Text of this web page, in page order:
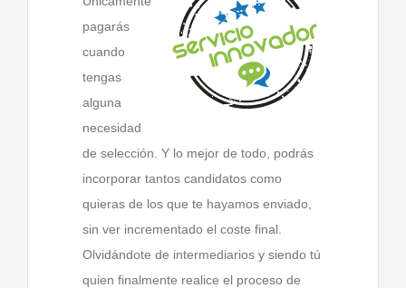
pagarás
cuando
tengas
alguna
necesidad
de selección. Y lo mejor de todo, podrás
incorporar tantos candidatos como
quieras de los que te hayamos enviado,
sin ver incrementado el coste final.
Olvidándote de intermediarios y siendo tú
quien finalmente realice el proceso de